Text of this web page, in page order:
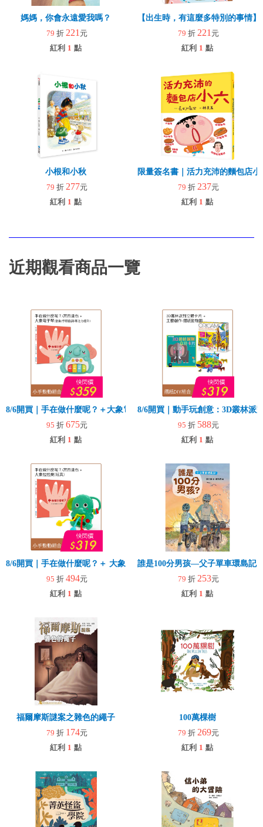
媽媽，你會永遠愛我嗎？
79 折 221 元
紅利 1 點
【出生時，有這麼多特別的事情
79 折 221 元
紅利 1 點
小根和小秋
79 折 277元
紅利 1 點
限量簽名書｜活力充沛的麵包店
79 折 237元
紅利 1 點
近期觀看商品一覽
8/6開買｜手在做什麼呢？＋大象電子琴
95 折 675元
紅利 1 點
8/6開買｜動手玩創意：3D叢林派
95 折 588元
紅利 1 點
8/6開買｜手在做什麼呢？＋ 大象拉拉樂(玩具)
95 折 494元
紅利 1 點
誰是100分男孩—父子單車環島記
79 折 253元
紅利 1 點
福爾摩斯謎案之雜色的繩子
79 折 174元
紅利 1 點
100萬棵樹
79 折 269元
紅利 1 點